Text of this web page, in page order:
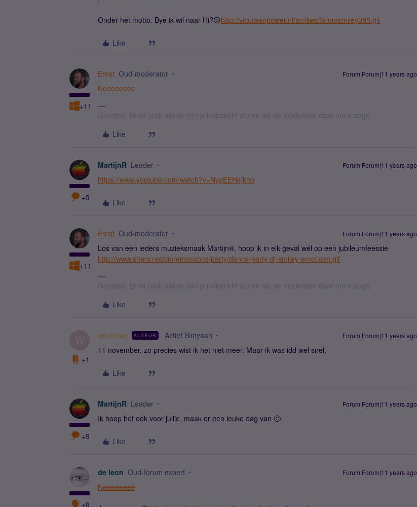
Onder het motto. Bye ik wil naar Hi?😕http://vrouwenpower.nl/smilies/forumsmiley395.gif
Like
+11
Ernst Oud-moderator Forum|Forum|11 years ago
Neeeeeeee
Groetjes, Ernst (aub alleen een privébericht sturen als de moderator daar om vraagt)
Like
+9
MartijnR Leader Forum|Forum|11 years ago
https://www.youtube.com/watch?v=NygEEH4jkho
Like
+11
Ernst Oud-moderator Forum|Forum|11 years ago
Los van een ieders muzieksmaak Martijn®, hoop ik in elk geval wél op een jubileumfeessie
http://www.sherv.net/cm/emoticons/party/dance-party-dj-smiley-emoticon.gif
Groetjes, Ernst (aub alleen een privébericht sturen als de moderator daar om vraagt)
Like
+1
wouteran AUTEUR Actief Simyaan Forum|Forum|11 years ago
11 november, zo precies wist ik het niet meer. Maar ik was idd wel snel.
Like
+9
MartijnR Leader Forum|Forum|11 years ago
Ik hoop het ook voor jullie, maak er een leuke dag van 🙂
Like
+9
de leon Oud-forum expert Forum|Forum|11 years ago
Neeeeeeee